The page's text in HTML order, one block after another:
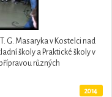
G. Masaryka v Kostelci nad
školy a Praktické školy v
různých
2014